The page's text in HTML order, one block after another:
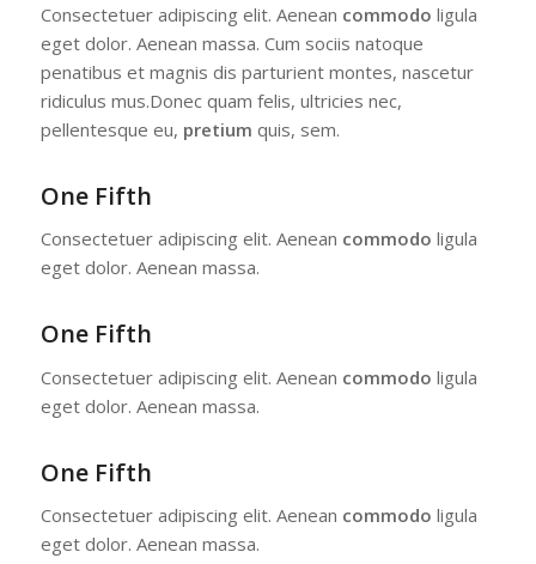
Consectetuer adipiscing elit. Aenean commodo ligula
eget dolor. Aenean massa. Cum sociis natoque
penatibus et magnis dis parturient montes, nascetur
ridiculus mus.Donec quam felis, ultricies nec,
pellentesque eu, pretium quis, sem.
One Fifth
Consectetuer adipiscing elit. Aenean commodo ligula
eget dolor. Aenean massa.
One Fifth
Consectetuer adipiscing elit. Aenean commodo ligula
eget dolor. Aenean massa.
One Fifth
Consectetuer adipiscing elit. Aenean commodo ligula
eget dolor. Aenean massa.